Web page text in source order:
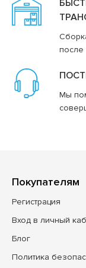
после
Мы
Покупателям
Регистрация
Вход в личный
Блог
Политика